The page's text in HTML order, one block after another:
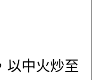
以中火炒至